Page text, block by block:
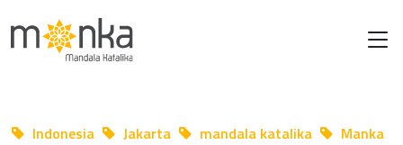
Indonesia Jakarta mandala katalika
Manka